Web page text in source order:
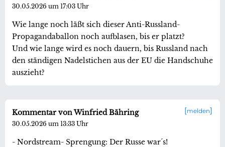
30.05.2026 um 17:03 Uhr
Wie lange noch läßt sich dieser Anti-Russland-
Propagandaballon noch aufblasen, bis er platzt?
Und wie lange wird es noch dauern, bis Russland nach
den ständigen Nadelstichen aus der EU die Handschuhe
auszieht?
melden
Kommentar von Winfried Bähring
30.05.2026 um 13:33 Uhr
- Nordstream- Sprengung: Der Russe war´s!